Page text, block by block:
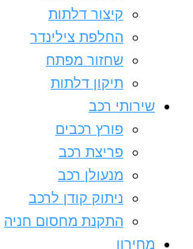
קיצור דלתות
החלפת צילינדר
שחזור מפתח
תיקון דלתות
שירותי רכב
פורץ רכבים
פריצת רכב
מנעולן רכב
ניתוק קודן לרכב
התקנת מחסום חניה
מחירון